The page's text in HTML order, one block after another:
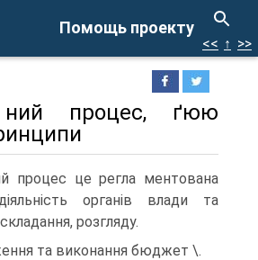
Помощь проекту
<< ↑ >>
процес, ґюю
процес це регла ментована
органів влади та
розгляду.
та виконання бюджет \.